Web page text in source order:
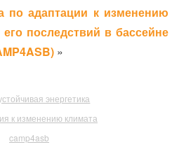
по адаптации к изменению
последствий в бассейне
4ASB) »
энергетика
к изменению климата
camp4asb